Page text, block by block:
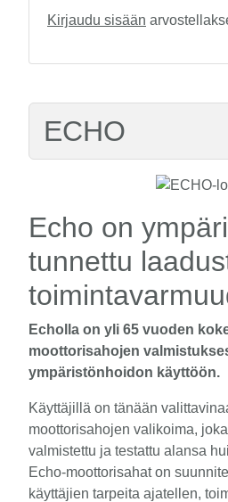
Kirjaudu sisään
ECHO
Echo on
tunnettu
Echolla on yli 65 vuoden
moottorisahojen
ympäristönhoidon käyttöön.
Käyttäjillä on tänään
moottorisahojen valikoima,
valmistettu ja testattu alansa
Echo-moottorisahat on
käyttäjien tarpeita ajatellen,